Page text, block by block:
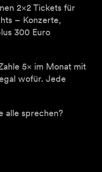
2×2 Tickets für
– Konzerte,
300 Euro
5× im Monat mit
wofür. Jede
alle sprechen?